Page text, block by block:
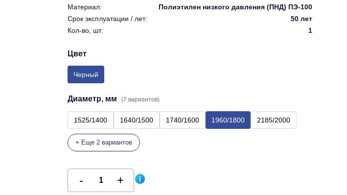
Материал:
Полиэтилен низкого давления (ПНД) ПЭ-100
Срок эксплуатации / лет:
50 лет
Кол-во, шт:
1
Цвет
Черный
Диаметр, мм (7 вариантов)
1525/1400 1640/1500 1740/1600 1960/1800 2185/2000
+ Еще 2 вариантов